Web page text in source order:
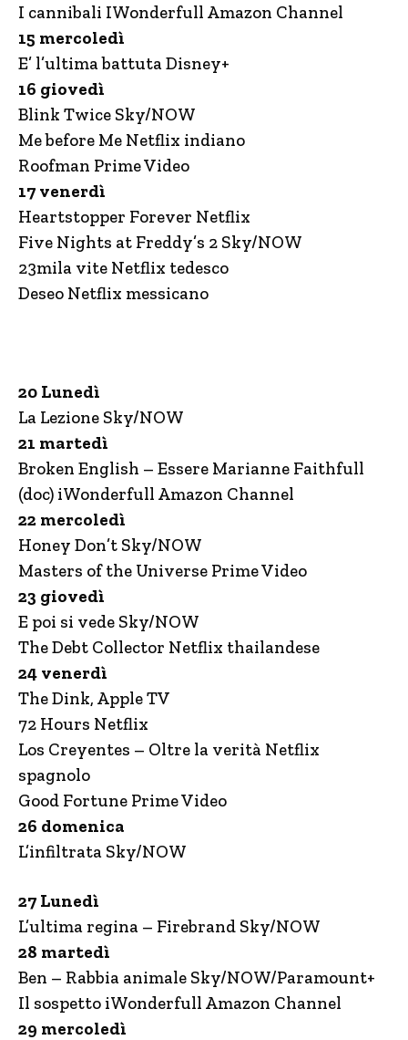
I cannibali IWonderfull Amazon Channel
15 mercoledì
E’ l’ultima battuta Disney+
16 giovedì
Blink Twice Sky/NOW
Me before Me Netflix indiano
Roofman Prime Video
17 venerdì
Heartstopper Forever Netflix
Five Nights at Freddy’s 2 Sky/NOW
23mila vite Netflix tedesco
Deseo Netflix messicano
20 Lunedì
La Lezione Sky/NOW
21 martedì
Broken English – Essere Marianne Faithfull
(doc) iWonderfull Amazon Channel
22 mercoledì
Honey Don’t Sky/NOW
Masters of the Universe Prime Video
23 giovedì
E poi si vede Sky/NOW
The Debt Collector Netflix thailandese
24 venerdì
The Dink, Apple TV
72 Hours Netflix
Los Creyentes – Oltre la verità Netflix
spagnolo
Good Fortune Prime Video
26 domenica
L’infiltrata Sky/NOW
27 Lunedì
L’ultima regina – Firebrand Sky/NOW
28 martedì
Ben – Rabbia animale Sky/NOW/Paramount+
Il sospetto iWonderfull Amazon Channel
29 mercoledì